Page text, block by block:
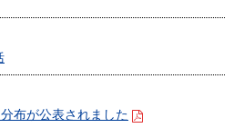
布が公表されました